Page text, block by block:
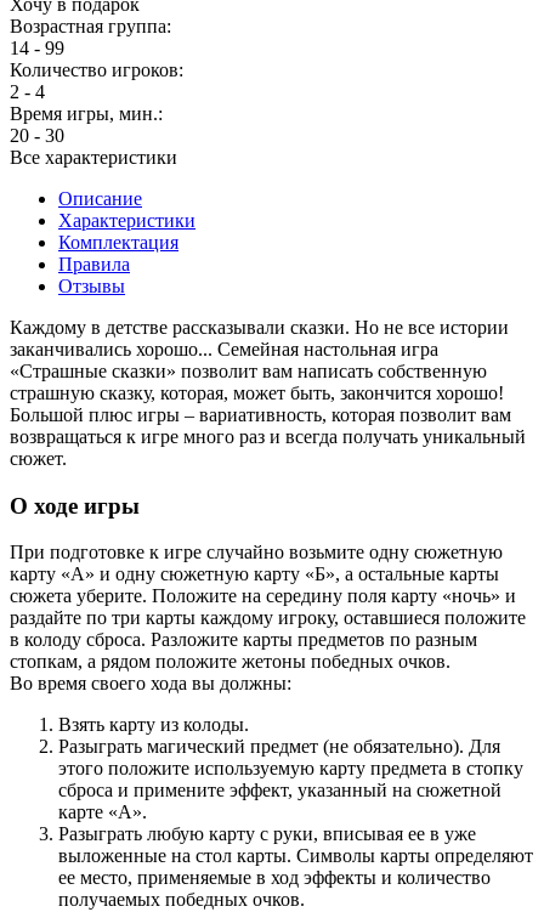
Возрастная группа:
14 - 99
Количество игроков:
2 - 4
Время игры, мин.:
20 - 30
Все характеристики
Описание
Характеристики
Комплектация
Правила
Отзывы
Каждому в детстве рассказывали сказки. Но не все истории
заканчивались хорошо... Семейная настольная игра
«Страшные сказки» позволит вам написать собственную
страшную сказку, которая, может быть, закончится хорошо!
Большой плюс игры – вариативность, которая позволит вам
возвращаться к игре много раз и всегда получать уникальный
сюжет.
О ходе игры
При подготовке к игре случайно возьмите одну сюжетную
карту «А» и одну сюжетную карту «Б», а остальные карты
сюжета уберите. Положите на середину поля карту «ночь» и
раздайте по три карты каждому игроку, оставшиеся положите
в колоду сброса. Разложите карты предметов по разным
стопкам, а рядом положите жетоны победных очков.
Во время своего хода вы должны:
Взять карту из колоды.
Разыграть магический предмет (не обязательно). Для
этого положите используемую карту предмета в стопку
сброса и примените эффект, указанный на сюжетной
карте «А».
Разыграть любую карту с руки, вписывая ее в уже
выложенные на стол карты. Символы карты определяют
ее место, применяемые в ход эффекты и количество
получаемых победных очков.